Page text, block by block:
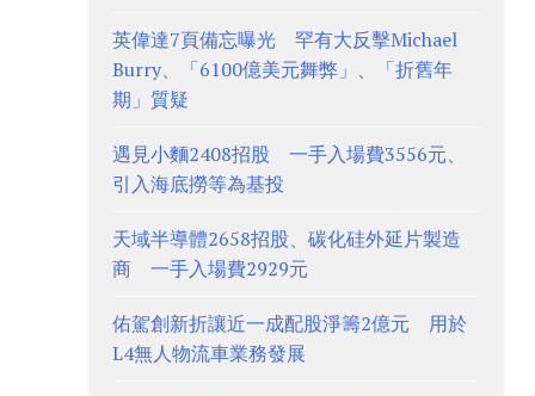
英偉達7頁備忘曝光 罕有大反擊Michael
Burry、「6100億美元舞弊」、「折舊年
期」質疑
遇見小麵2408招股 一手入場費3556元、
引入海底撈等為基投
天域半導體2658招股、碳化硅外延片製造
商 一手入場費2929元
佑駕創新折讓近一成配股淨籌2億元 用於
L4無人物流車業務發展